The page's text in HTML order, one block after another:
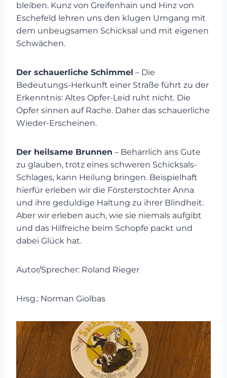
bleiben. Kunz von Greifenhain und Hinz von
Eschefeld lehren uns den klugen Umgang mit
dem unbeugsamen Schicksal und mit eigenen
Schwächen.
Der schauerliche Schimmel – Die
Bedeutungs-Herkunft einer Straße führt zu der
Erkenntnis: Altes Opfer-Leid ruht nicht. Die
Opfer sinnen auf Rache. Daher das schauerliche
Wieder-Erscheinen.
Der heilsame Brunnen – Beharrlich ans Gute
zu glauben, trotz eines schweren Schicksals-
Schlages, kann Heilung bringen. Beispielhaft
hierfür erleben wir die Försterstochter Anna
und ihre geduldige Haltung zu ihrer Blindheit.
Aber wir erleben auch, wie sie niemals aufgibt
und das Hilfreiche beim Schopfe packt und
dabei Glück hat.
Autor/Sprecher: Roland Rieger
Hrsg.: Norman Giolbas